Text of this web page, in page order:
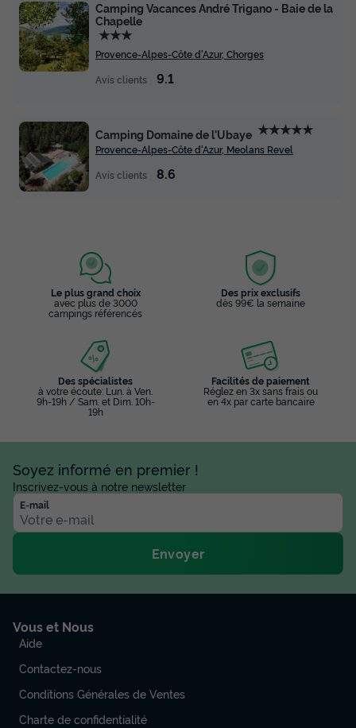
Camping Vacances André Trigano - Baie de la
Chapelle
★★★
Provence-Alpes-Côte d'Azur, Chorges
Avis clients
9.1
Camping Domaine de l'Ubaye ★★★★★
Provence-Alpes-Côte d'Azur, Meolans Revel
Avis clients
8.6
Le plus grand choix
avec plus de 3000
campings référencés
Des prix exclusifs
dès 99€ la semaine
Des spécialistes
à votre écoute: Lun. à Ven.
9h-19h / Sam. et Dim. 10h-
19h
Facilités de paiement
Réglez en 3x sans frais ou
en 4x par carte bancaire
Soyez informé en premier !
Inscrivez-vous à notre newsletter
E-mail
Envoyer
Vous et Nous
Aide
Contactez-nous
Conditions Générales de Ventes
Charte de confidentialité